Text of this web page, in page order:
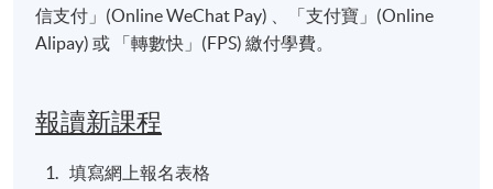
信支付」(Online WeChat Pay) 、「支付寶」(Online
Alipay) 或 「轉數快」(FPS) 繳付學費。
報讀新課程
填寫網上報名表格